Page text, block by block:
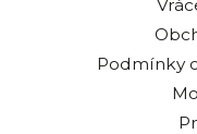
Podmínky